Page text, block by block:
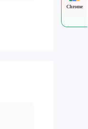
Chrome